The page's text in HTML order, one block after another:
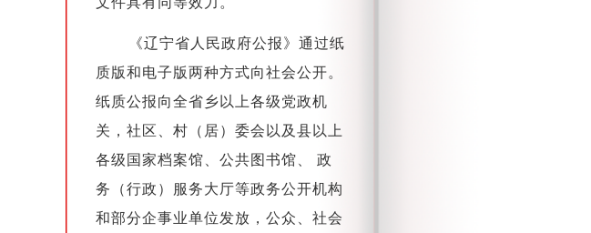
《辽宁省人民政府公报》通过纸
质版和电子版两种方式向社会公开。
纸质公报向全省乡以上各级党政机
关，社区、村（居）委会以及县以上
各级国家档案馆、公共图书馆、 政
务（行政）服务大厅等政务公开机构
和部分企事业单位发放，公众、社会